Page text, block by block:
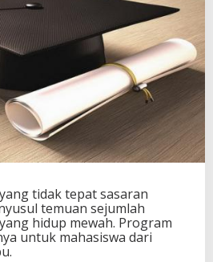
tidak tepat sasaran
temuan sejumlah
hidup mewah. Program
untuk mahasiswa dari